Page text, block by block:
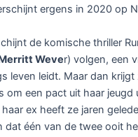
ergens in 2020 op
de komische thriller
Wever) volgen, een
leven leidt. Maar dan krijgt
om een pact uit haar jeugd
ex heeft ze jaren
dat één van de twee ooit